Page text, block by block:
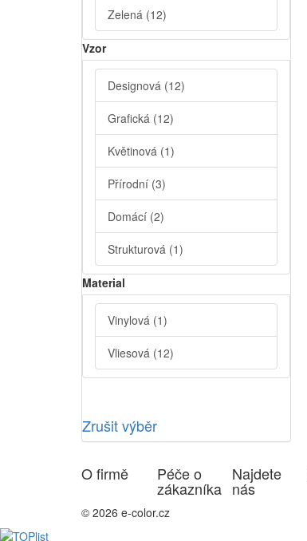
Zelená (12)
Vzor
Designová (12)
Grafická (12)
Květinová (1)
Přírodní (3)
Domácí (2)
Strukturová (1)
Material
Vinylová (1)
Vliesová (12)
Zrušit výběr
O firmě Péče o
zákazníka
Najdete
nás
© 2026 e-color.cz